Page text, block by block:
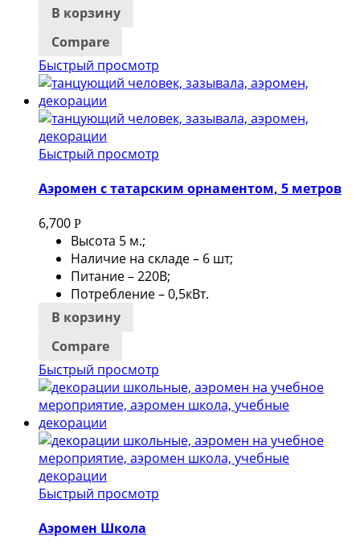
В корзину
Compare
Быстрый просмотр
Быстрый просмотр
Аэромен с татарским орнаментом, 5 метров
6,700 Р
Высота 5 м.;
Наличие на складе – 6 шт;
Питание – 220В;
Потребление – 0,5кВт.
В корзину
Compare
Быстрый просмотр
Быстрый просмотр
Аэромен Школа